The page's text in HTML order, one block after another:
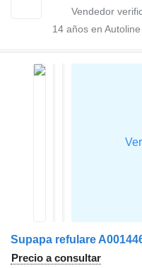
14 años en Autoline
Precio a consultar